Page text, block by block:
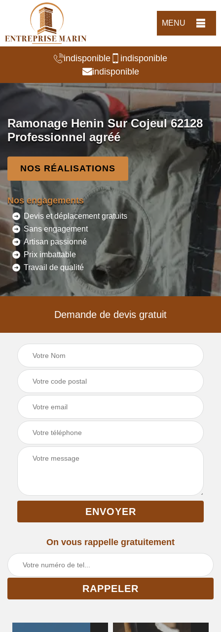
MENU
indisponible
indisponible
indisponible
Ramonage Henin Sur Cojeul 62128
Professionnel agréé
NOS RÉALISATIONS
Nos engagements
Devis et déplacement gratuits
Sans engagement
Artisan passionné
Prix imbattable
Travail de qualité
Demande de devis gratuit
On vous rappelle gratuitement